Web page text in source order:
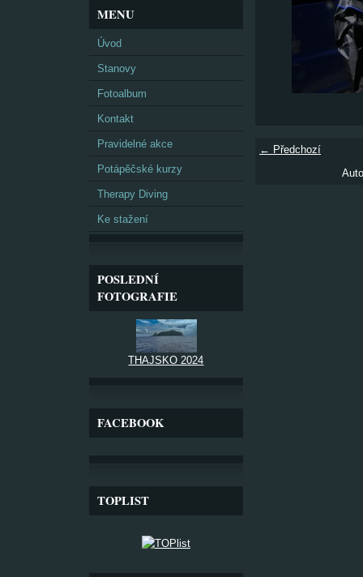
MENU
Úvod
Stanovy
Fotoalbum
Kontakt
Pravidelné akce
Potápěčské kurzy
Therapy Diving
Ke stažení
POSLEDNÍ
FOTOGRAFIE
THAJSKO 2024
FACEBOOK
TOPLIST
← Předchozí